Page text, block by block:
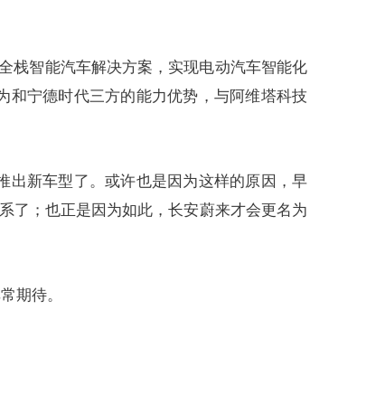
栈智能汽车解决方案，实现电动汽车智能化
和宁德时代三方的能力优势，与阿维塔科技
出新车型了。或许也是因为这样的原因，早
了；也正是因为如此，长安蔚来才会更名为
期待。